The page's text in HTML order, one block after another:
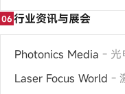
06行业资讯与展会
Photonics Media - 光
Laser Focus World -